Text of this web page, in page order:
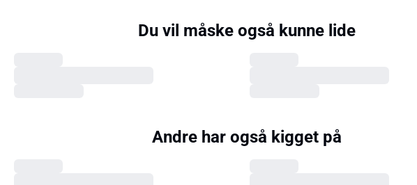
Du vil måske også kunne lide
Andre har også kigget på